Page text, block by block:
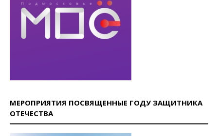
МЕРОПРИЯТИЯ ПОСВЯЩЕННЫЕ ГОДУ ЗАЩИТНИКА
ОТЕЧЕСТВА